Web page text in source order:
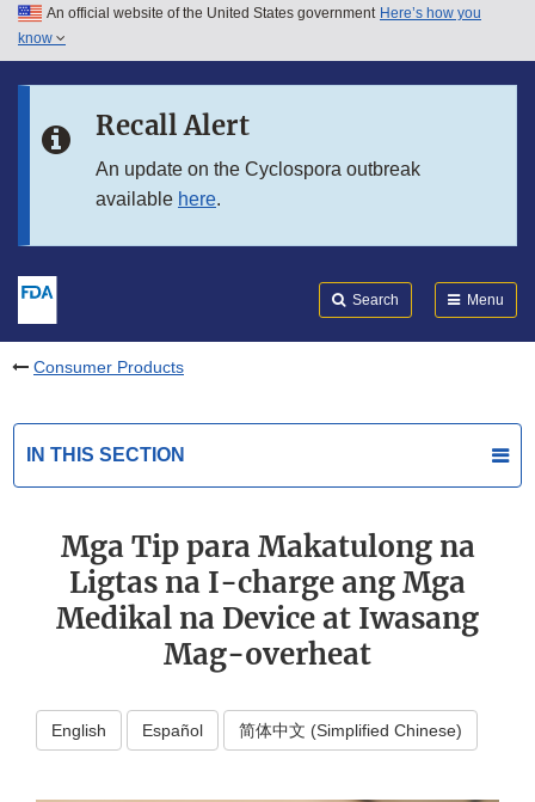
Skip to main content
Skip to in this section menu
An official website of the United States government Here’s how you
know
Recall Alert
An update on the Cyclospora outbreak
available here.
Search Menu
Consumer Products
IN THIS SECTION
Mga Tip para Makatulong na
Ligtas na I-charge ang Mga
Medikal na Device at Iwasang
Mag-overheat
English Español 简体中文 (Simplified Chinese)